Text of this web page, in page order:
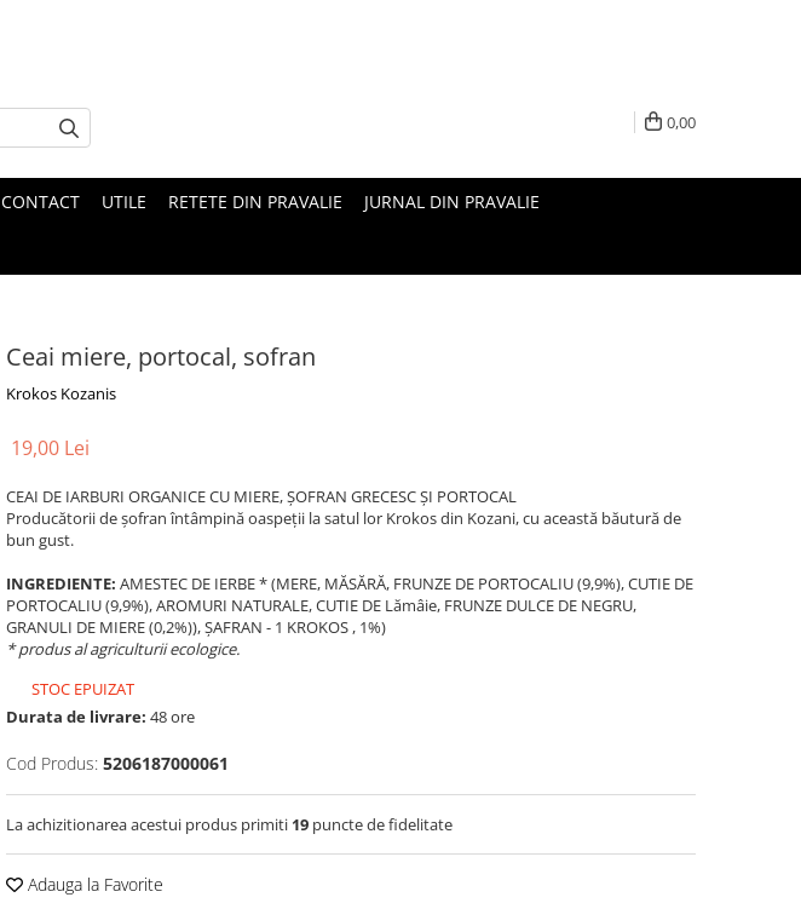
0,00
CONTACT UTILE RETETE DIN PRAVALIE JURNAL DIN PRAVALIE
Ceai miere, portocal, sofran
Krokos Kozanis
19,00 Lei
CEAI DE IARBURI ORGANICE CU MIERE, ȘOFRAN GRECESC ȘI PORTOCAL
Producătorii de șofran întâmpină oaspeții la satul lor Krokos din Kozani, cu această băutură de
bun gust.
INGREDIENTE: AMESTEC DE IERBE * (MERE, MĂSĂRĂ, FRUNZE DE PORTOCALIU (9,9%), CUTIE DE
PORTOCALIU (9,9%), AROMURI NATURALE, CUTIE DE Lămâie, FRUNZE DULCE DE NEGRU,
GRANULI DE MIERE (0,2%)), ȘAFRAN - 1 KROKOS , 1%)
* produs al agriculturii ecologice.
STOC EPUIZAT
Durata de livrare: 48 ore
Cod Produs: 5206187000061
La achizitionarea acestui produs primiti 19 puncte de fidelitate
Adauga la Favorite